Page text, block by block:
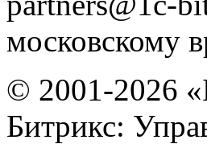
московскому
© 2001-2026
Битрикс: